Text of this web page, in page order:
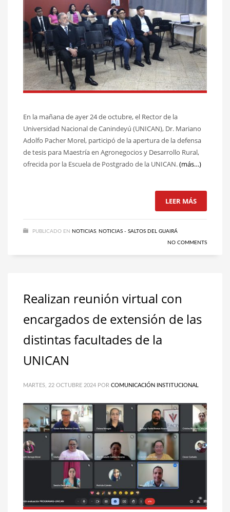
En la mañana de ayer 24 de octubre, el Rector de la
Universidad Nacional de Canindeyú (UNICAN), Dr. Mariano
Adolfo Pacher Morel, participó de la apertura de la defensa
de tesis para Maestría en Agronegocios y Desarrollo Rural,
ofrecida por la Escuela de Postgrado de la UNICAN.(más…)
LEER MÁS
PUBLICADO EN NOTICIAS NOTICIAS - SALTOS DEL GUAIRÁ
NO COMMENTS
Realizan reunión virtual con
encargados de extensión de las
distintas facultades de la
UNICAN
MARTES, 22 OCTUBRE 2024 POR COMUNICACIÓN INSTITUCIONAL